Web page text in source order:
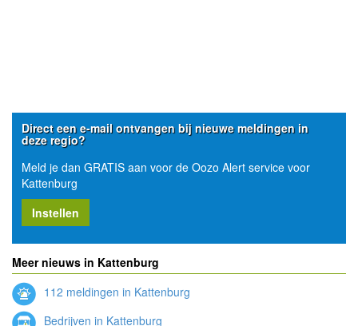
Direct een e-mail ontvangen bij nieuwe meldingen in
deze regio?
Meld je dan GRATIS aan voor de Oozo Alert service voor
Kattenburg
Instellen
Meer nieuws in Kattenburg
112 meldingen in Kattenburg
Bedrijven in Kattenburg